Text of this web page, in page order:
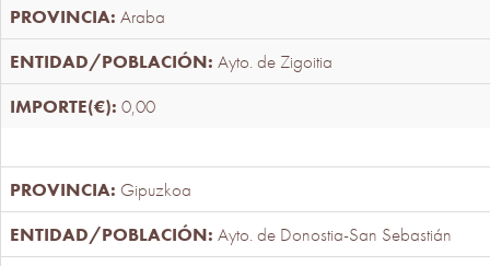
Araba
Ayto. de Zigoitia
0,00
Gipuzkoa
Ayto. de Donostia-San Sebastián